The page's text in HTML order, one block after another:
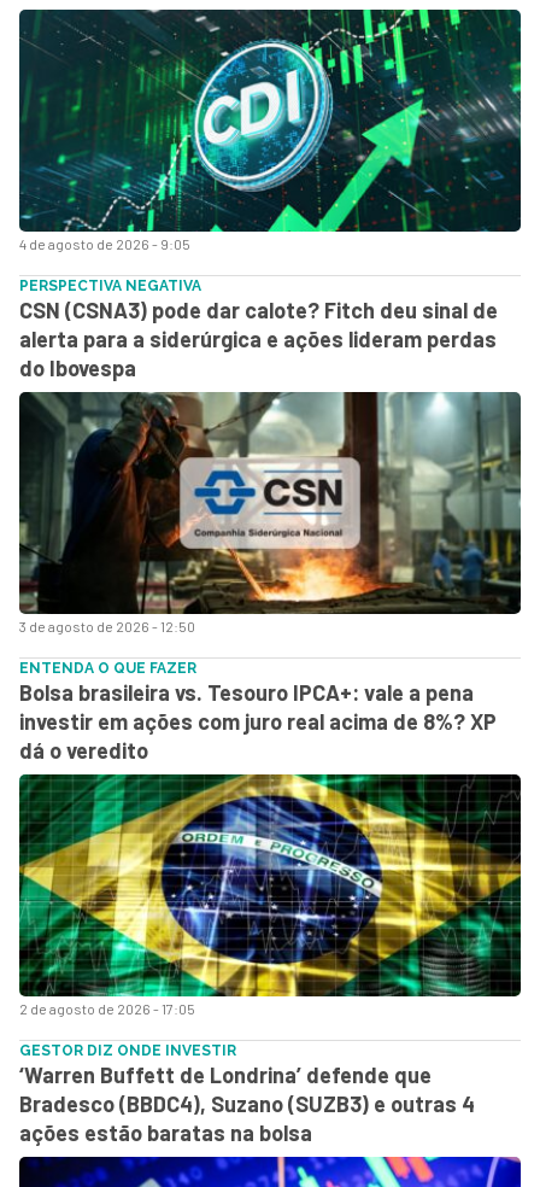
4 de agosto de 2026 - 9:05
3 de agosto de 2026 - 12:50
PERSPECTIVA NEGATIVA
CSN (CSNA3) pode dar calote? Fitch deu sinal de
alerta para a siderúrgica e ações lideram perdas
do Ibovespa
2 de agosto de 2026 - 17:05
ENTENDA O QUE FAZER
Bolsa brasileira vs. Tesouro IPCA+: vale a pena
investir em ações com juro real acima de 8%? XP
dá o veredito
GESTOR DIZ ONDE INVESTIR
‘Warren Buffett de Londrina’ defende que
Bradesco (BBDC4), Suzano (SUZB3) e outras 4
ações estão baratas na bolsa